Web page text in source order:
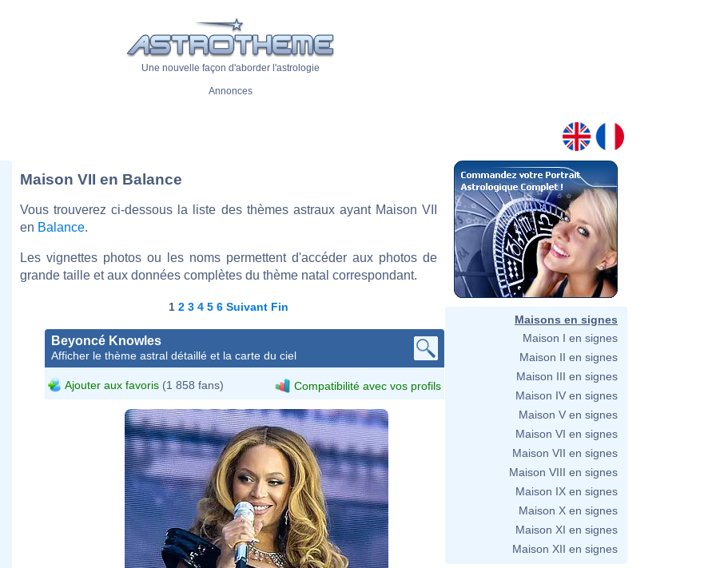
Une nouvelle façon d'aborder l'astrologie
Annonces
Maison VII en Balance
Vous trouverez ci-dessous la liste des thèmes astraux ayant Maison VII
en Balance.
Les vignettes photos ou les noms permettent d'accéder aux photos de
grande taille et aux données complètes du thème natal correspondant.
1 2 3 4 5 6 Suivant Fin
Beyoncé Knowles
Afficher le thème astral détaillé et la carte du ciel
Ajouter aux favoris (1 858 fans) Compatibilité avec vos profils
Maisons en signes
Maison I en signes
Maison II en signes
Maison III en signes
Maison IV en signes
Maison V en signes
Maison VI en signes
Maison VII en signes
Maison VIII en signes
Maison IX en signes
Maison X en signes
Maison XI en signes
Maison XII en signes